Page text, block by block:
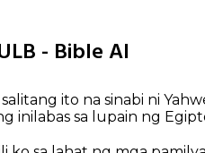
- Bible AI
ito na sinabi ni
inilabas sa lupain ng